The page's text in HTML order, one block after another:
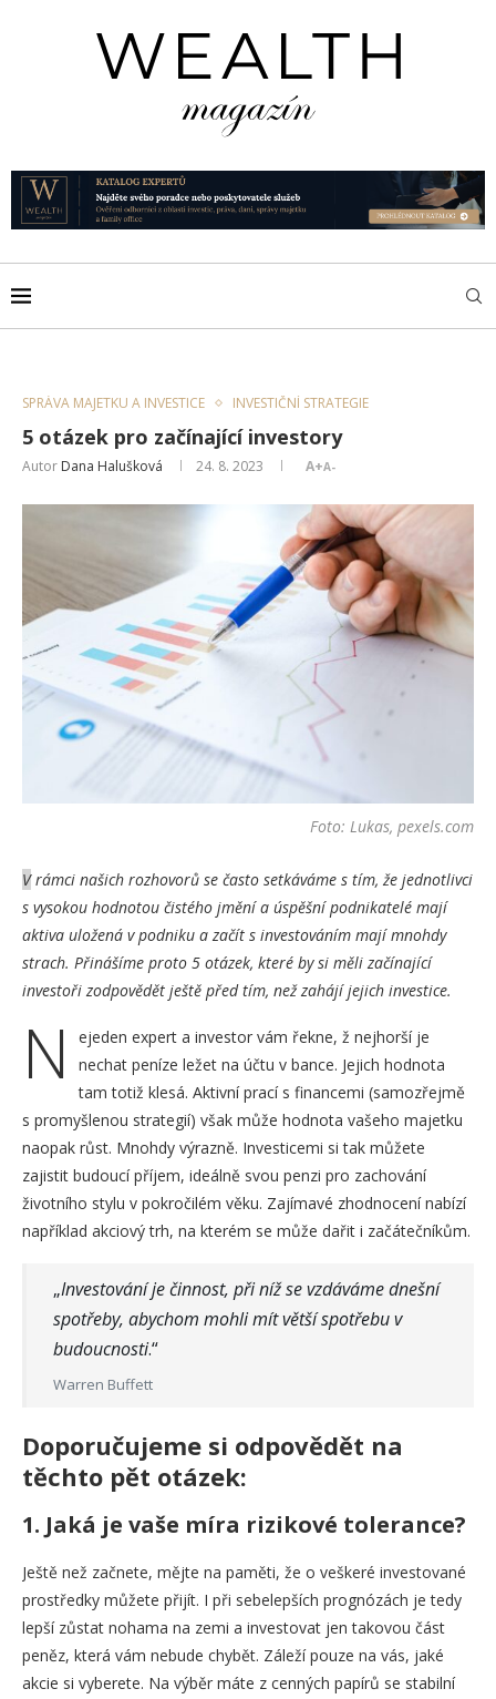
SPRÁVA MAJETKU A INVESTICE INVESTIČNÍ STRATEGIE
5 otázek pro začínající investory
Autor Dana Halušková 24. 8. 2023 A+A-
Foto: Lukas, pexels.com
Vrámci našich rozhovorů se často setkáváme s tím, že jednotlivci
s vysokou hodnotou čistého jmění a úspěšní podnikatelé mají
aktiva uložená v podniku a začít s investováním mají mnohdy
strach. Přinášíme proto 5 otázek, které by si měli začínající
investoři zodpovědět ještě před tím, než zahájí jejich investice.
N
ejeden expert a investor vám řekne, ž nejhorší je
nechat peníze ležet na účtu v bance. Jejich hodnota
tam totiž klesá. Aktivní prací s financemi (samozřejmě
s promyšlenou strategií) však může hodnota vašeho majetku
naopak růst. Mnohdy výrazně. Investicemi si tak můžete
zajistit budoucí příjem, ideálně svou penzi pro zachování
životního stylu v pokročilém věku. Zajímavé zhodnocení nabízí
například akciový trh, na kterém se může dařit i začátečníkům.
„Investování je činnost, při níž se vzdáváme dnešní
spotřeby, abychom mohli mít větší spotřebu v
budoucnosti.“
Warren Buffett
Doporučujeme si odpovědět na
těchto pět otázek:
1. Jaká je vaše míra rizikové tolerance?
Ještě než začnete, mějte na paměti, že o veškeré investované
prostředky můžete přijít. I při sebelepších prognózách je tedy
lepší zůstat nohama na zemi a investovat jen takovou část
peněz, která vám nebude chybět. Záleží pouze na vás, jaké
akcie si vyberete. Na výběr máte z cenných papírů se stabilní